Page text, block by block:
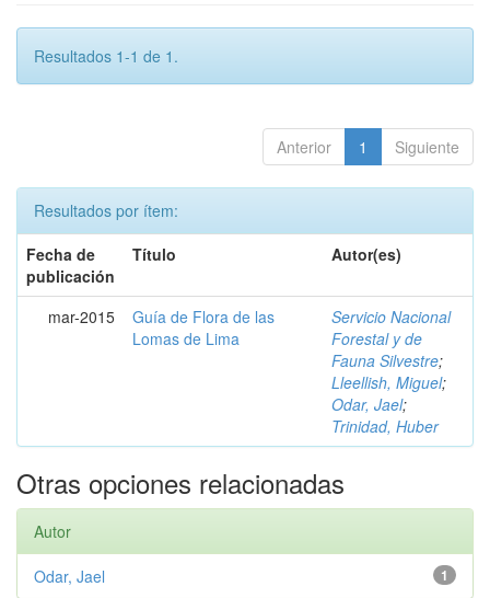
Resultados 1-1 de 1.
Anterior 1 Siguiente
Resultados por ítem:
Fecha de
publicación
Título Autor(es)
mar-2015
Guía de Flora de las
Lomas de Lima
Servicio Nacional
Forestal y de
Fauna Silvestre;
Lleellish, Miguel;
Odar, Jael;
Trinidad, Huber
Otras opciones relacionadas
Autor
1
Odar, Jael